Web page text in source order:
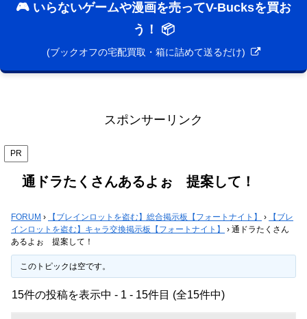
🎮 いらないゲームや漫画を売ってV-Bucksを買お
う！ 📦
(ブックオフの宅配買取・箱に詰めて送るだけ)
スポンサーリンク
PR
通ドラたくさんあるよぉ 提案して！
FORUM › 【ブレインロットを盗む】総合掲示板【フォートナイト】 ›
【ブレ
インロットを盗む】キャラ交換掲示板【フォートナイト】
› 通ドラたくさん
あるよぉ 提案して！
このトピックは空です。
15件の投稿を表示中 - 1 - 15件目 (全15件中)